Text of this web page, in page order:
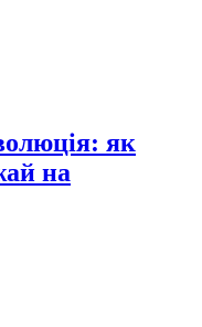
як
на